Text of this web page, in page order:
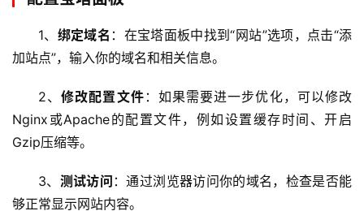
程
C
D
务
1、 绑定域名 ：在宝塔面板中找到“网站”选项，点击“添
加站点”，输入你的域名和相关信息。
2、修改配置文件 ：如果需要进一步优化，可以修改
Nginx或Apache的配置文件，例如设置缓存时间、开启
Gzip压缩等。
3、 测试访问 ：通过浏览器访问你的域名，检查是否能
够正常显示网站内容。